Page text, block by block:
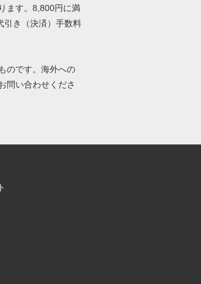
ます。8,800円に満
引き（決済）手数料
のです。海外への
問い合わせくださ